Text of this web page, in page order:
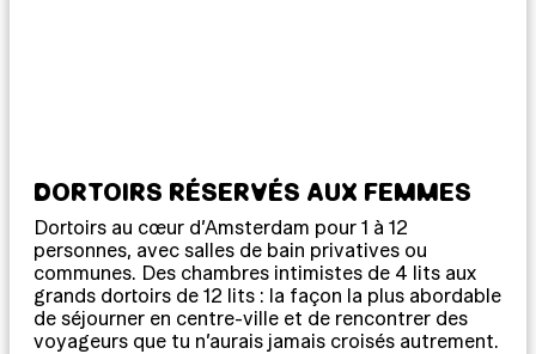
DORTOIRS RÉSERVÉS AUX FEMMES
Dortoirs au cœur d’Amsterdam pour 1 à 12
personnes, avec salles de bain privatives ou
communes. Des chambres intimistes de 4 lits aux
grands dortoirs de 12 lits : la façon la plus abordable
de séjourner en centre-ville et de rencontrer des
voyageurs que tu n’aurais jamais croisés autrement.